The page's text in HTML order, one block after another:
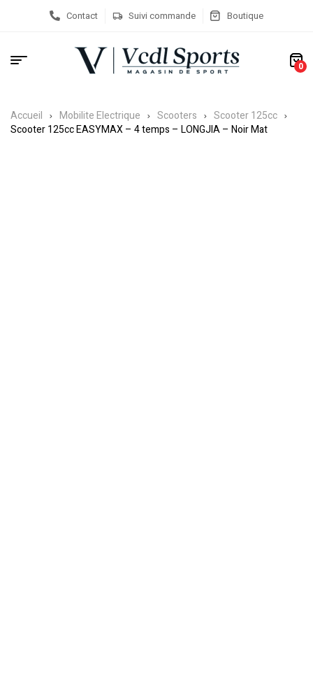
Contact Suivi commande Boutique
0
Accueil Mobilite Electrique Scooters
Scooter 125cc
Scooter 125cc EASYMAX – 4 temps – LONGJIA – Noir Mat